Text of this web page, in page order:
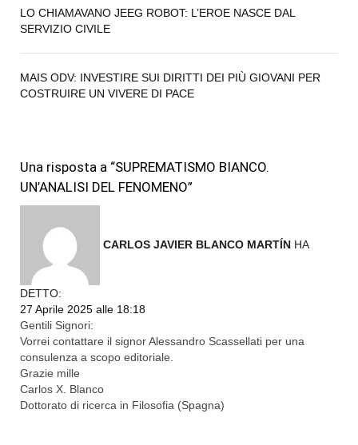
LO CHIAMAVANO JEEG ROBOT: L’EROE NASCE DAL
SERVIZIO CIVILE
MAIS ODV: INVESTIRE SUI DIRITTI DEI PIÙ GIOVANI PER
COSTRUIRE UN VIVERE DI PACE
Una risposta a “SUPREMATISMO BIANCO.
UN’ANALISI DEL FENOMENO”
CARLOS JAVIER BLANCO MARTÍN HA
DETTO:
27 Aprile 2025 alle 18:18
Gentili Signori:
Vorrei contattare il signor Alessandro Scassellati per una
consulenza a scopo editoriale.
Grazie mille
Carlos X. Blanco
Dottorato di ricerca in Filosofia (Spagna)